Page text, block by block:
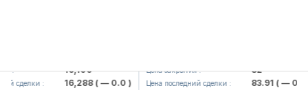
16,100
сделки : 16,288( — 0.0 )
Цена закрытия : 82
Цена последний сделки : 83.91( — 0.0 )